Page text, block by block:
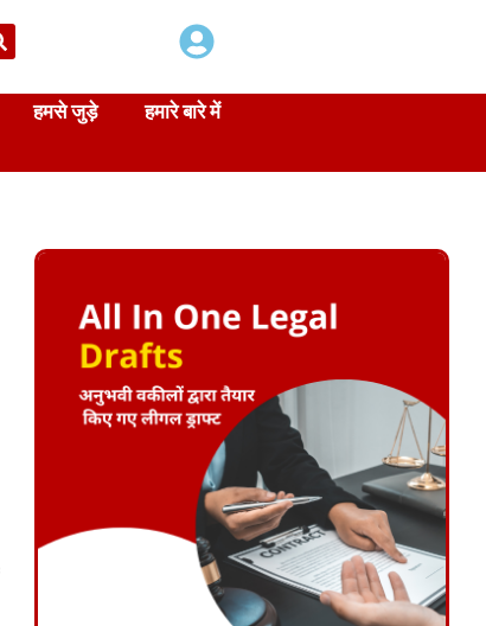
हमसे जुड़े हमारे बारे में